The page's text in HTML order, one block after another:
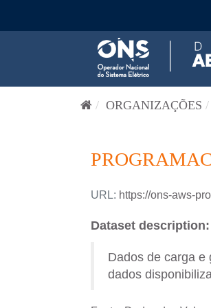
ORGANIZAÇÕES
URL: https://ons-aws-
Dataset description:
Dados de carga e
dados